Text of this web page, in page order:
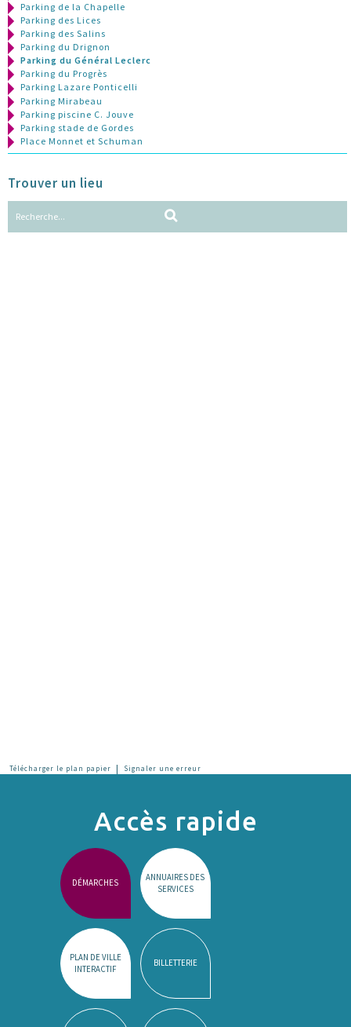
Parking de la Chapelle
Parking des Lices
Parking des Salins
Parking du Drignon
Parking du Général Leclerc
Parking du Progrès
Parking Lazare Ponticelli
Parking Mirabeau
Parking piscine C. Jouve
Parking stade de Gordes
Place Monnet et Schuman
Trouver un lieu
Télécharger le plan papier | Signaler une erreur
Accès rapide
DÉMARCHES
ANNUAIRES DES
SERVICES
PLAN DE VILLE
INTERACTIF
BILLETTERIE